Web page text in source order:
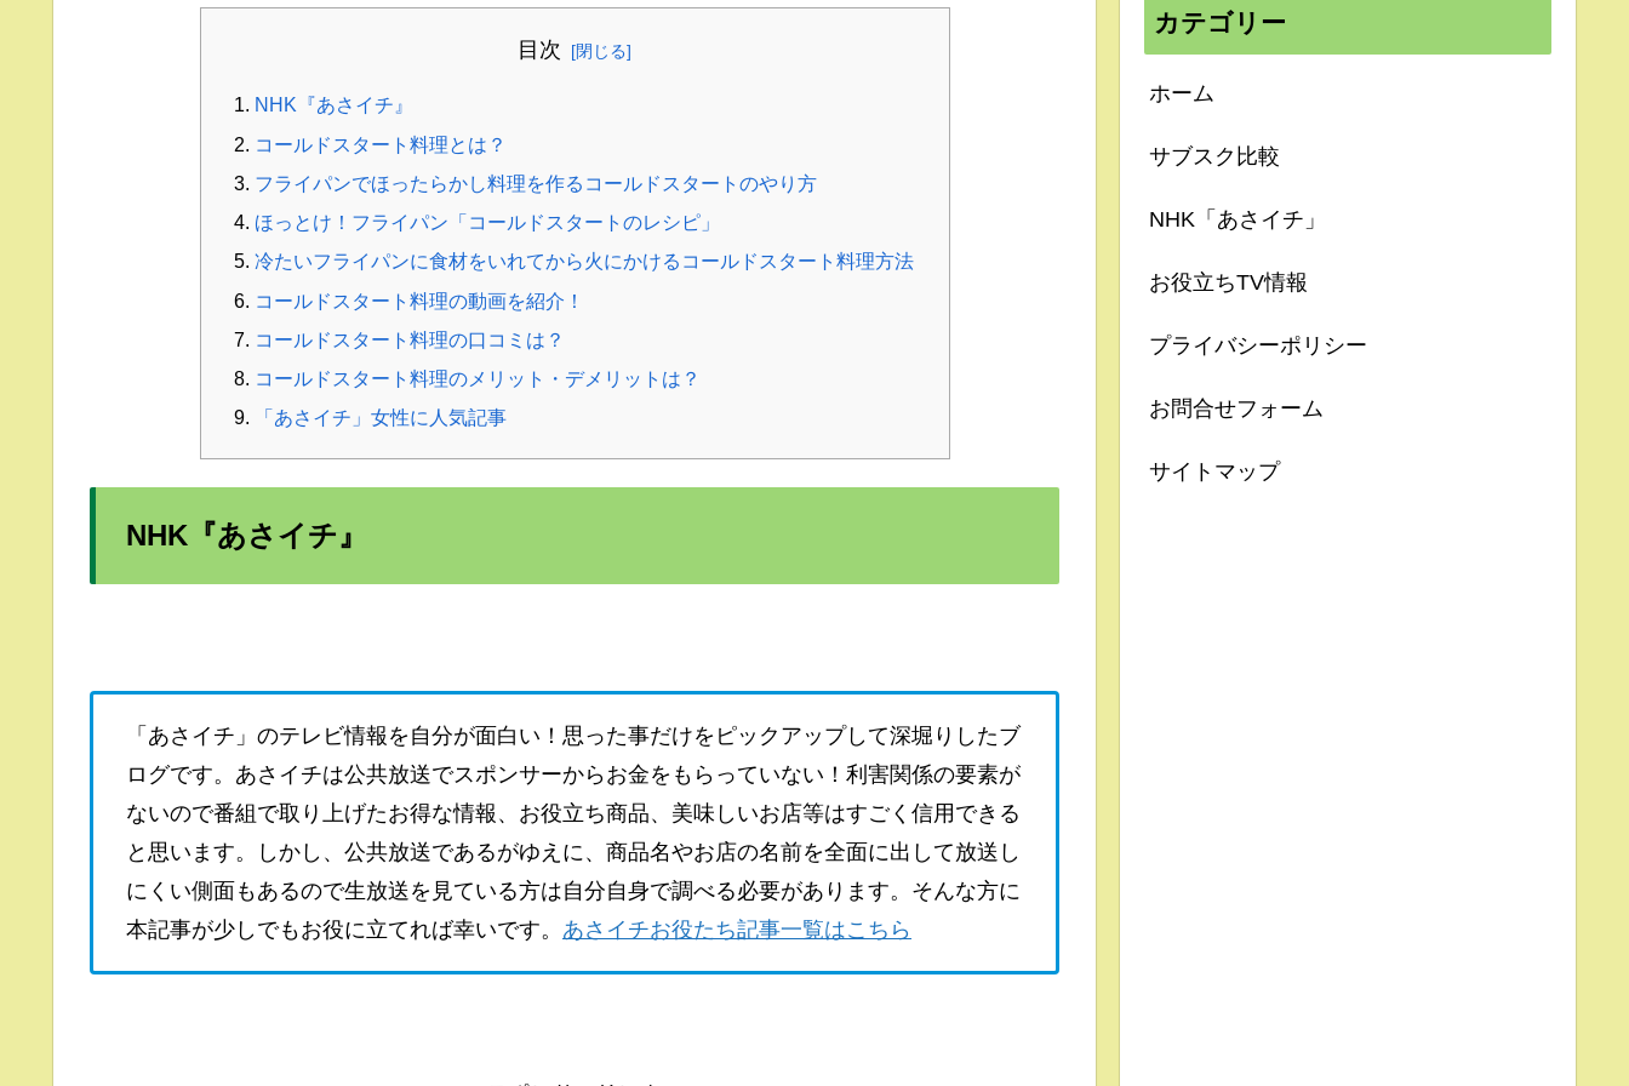
目次
NHK『あさイチ』
コールドスタート料理とは？
フライパンでほったらかし料理を作るコールドスタートのやり方
ほっとけ！フライパン「コールドスタートのレシピ」
冷たいフライパンに食材をいれてから火にかけるコールドスタート料理方法
コールドスタート料理の動画を紹介！
コールドスタート料理の口コミは？
コールドスタート料理のメリット・デメリットは？
「あさイチ」女性に人気記事
NHK『あさイチ』
「あさイチ」のテレビ情報を自分が面白い！思った事だけをピックアップして深堀りしたブ
ログです。あさイチは公共放送でスポンサーからお金をもらっていない！利害関係の要素が
ないので番組で取り上げたお得な情報、お役立ち商品、美味しいお店等はすごく信用できる
と思います。しかし、公共放送であるがゆえに、商品名やお店の名前を全面に出して放送し
にくい側面もあるので生放送を見ている方は自分自身で調べる必要があります。そんな方に
本記事が少しでもお役に立てれば幸いです。 あさイチお役たち記事一覧はこちら
カテゴリー
ホーム
サブスク比較
NHK「あさイチ」
お役立ちTV情報
プライバシーポリシー
お問合せフォーム
サイトマップ